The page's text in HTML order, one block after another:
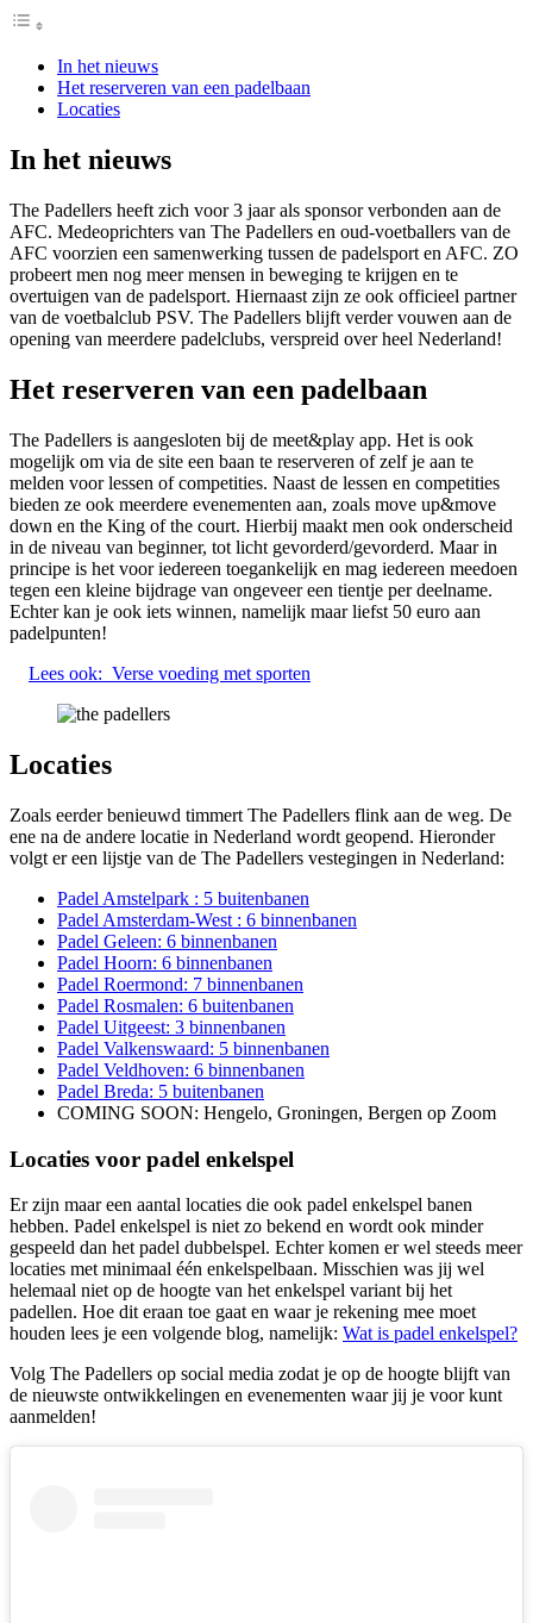
In het nieuws
Het reserveren van een padelbaan
Locaties
In het nieuws
The Padellers heeft zich voor 3 jaar als sponsor verbonden aan de
AFC. Medeoprichters van The Padellers en oud-voetballers van de
AFC voorzien een samenwerking tussen de padelsport en AFC. ZO
probeert men nog meer mensen in beweging te krijgen en te
overtuigen van de padelsport. Hiernaast zijn ze ook officieel partner
van de voetbalclub PSV. The Padellers blijft verder vouwen aan de
opening van meerdere padelclubs, verspreid over heel Nederland!
Het reserveren van een padelbaan
The Padellers is aangesloten bij de meet&play app. Het is ook
mogelijk om via de site een baan te reserveren of zelf je aan te
melden voor lessen of competities. Naast de lessen en competities
bieden ze ook meerdere evenementen aan, zoals move up&move
down en the King of the court. Hierbij maakt men ook onderscheid
in de niveau van beginner, tot licht gevorderd/gevorderd. Maar in
principe is het voor iedereen toegankelijk en mag iedereen meedoen
tegen een kleine bijdrage van ongeveer een tientje per deelname.
Echter kan je ook iets winnen, namelijk maar liefst 50 euro aan
padelpunten!
Lees ook: Verse voeding met sporten
Locaties
Zoals eerder benieuwd timmert The Padellers flink aan de weg. De
ene na de andere locatie in Nederland wordt geopend. Hieronder
volgt er een lijstje van de The Padellers vestegingen in Nederland:
Padel Amstelpark : 5 buitenbanen
Padel Amsterdam-West : 6 binnenbanen
Padel Geleen: 6 binnenbanen
Padel Hoorn: 6 binnenbanen
Padel Roermond: 7 binnenbanen
Padel Rosmalen: 6 buitenbanen
Padel Uitgeest: 3 binnenbanen
Padel Valkenswaard: 5 binnenbanen
Padel Veldhoven: 6 binnenbanen
Padel Breda: 5 buitenbanen
COMING SOON: Hengelo, Groningen, Bergen op Zoom
Locaties voor padel enkelspel
Er zijn maar een aantal locaties die ook padel enkelspel banen
hebben. Padel enkelspel is niet zo bekend en wordt ook minder
gespeeld dan het padel dubbelspel. Echter komen er wel steeds meer
locaties met minimaal één enkelspelbaan. Misschien was jij wel
helemaal niet op de hoogte van het enkelspel variant bij het
padellen. Hoe dit eraan toe gaat en waar je rekening mee moet
houden lees je een volgende blog, namelijk: Wat is padel enkelspel?
Volg The Padellers op social media zodat je op de hoogte blijft van
de nieuwste ontwikkelingen en evenementen waar jij je voor kunt
aanmelden!